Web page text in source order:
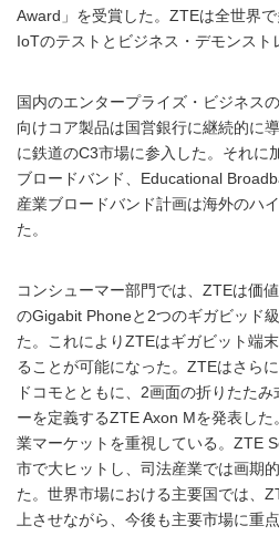
Award」を受賞した。ZTEは全世界
IoTのテストとビジネス・デモンスト
国内のエンタープライズ・ビジネス
向けコア製品は国営銀行に継続的に
に鉄道のC3市場に参入した。それに
ブロードバンド、Educational
産業ブロードバンド計画は海外のハ
た。
コンシューマー部門では、ZTEは価
のGigabit Phoneと2つのギガビッド
た。これによりZTEはギガビット端
ることが可能になった。ZTEはさら
ドコモとともに、2画面の折りたた
ーを定義するZTE Axon Mを発表し
業マーケットを重視している。ZTE
市で大ヒットし、司法産業では画期
た。世界市場における主要国では、
上させながら、今後も主要市場に重